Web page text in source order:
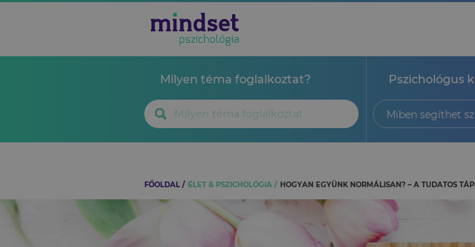
Milyen téma foglalkoztat? Pszichológus
Miben segíthet
FŐOLDAL ÉLET & PSZICHOLÓGIA HOGYAN EGYÜNK NORMÁLISAN? – A TUDATOS